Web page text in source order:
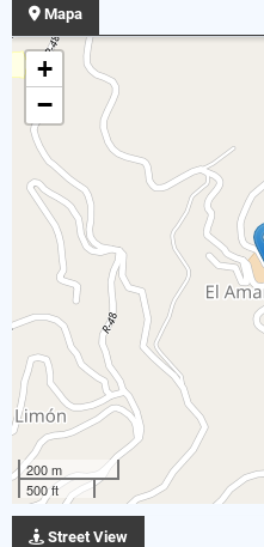
Mapa
+
−
200 m
500 ft
Street View